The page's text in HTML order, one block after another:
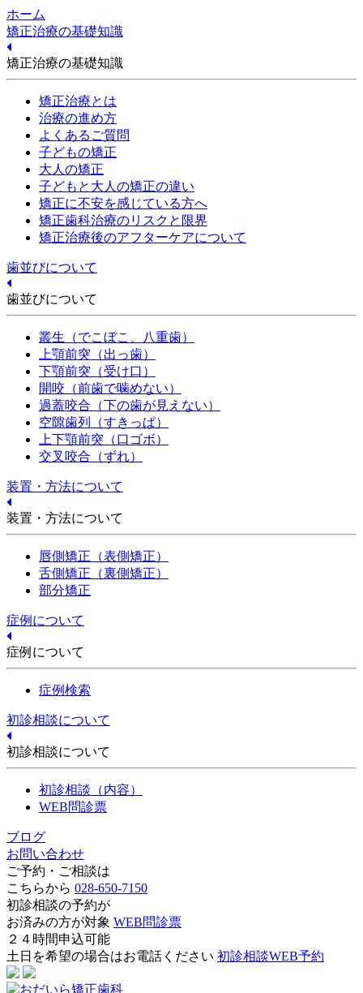
ホーム
矯正治療の基礎知識
矯正治療の基礎知識
矯正治療とは
治療の進め方
よくあるご質問
子どもの矯正
大人の矯正
子どもと大人の矯正の違い
矯正に不安を感じている方へ
矯正歯科治療のリスクと限界
矯正治療後のアフターケアについて
歯並びについて
歯並びについて
叢生（でこぼこ、八重歯）
上顎前突（出っ歯）
下顎前突（受け口）
開咬（前歯で噛めない）
過蓋咬合（下の歯が見えない）
空隙歯列（すきっぱ）
上下顎前突（口ゴボ）
交叉咬合（ずれ）
装置・方法について
装置・方法について
唇側矯正（表側矯正）
舌側矯正（裏側矯正）
部分矯正
症例について
症例について
症例検索
初診相談について
初診相談について
初診相談（内容）
WEB問診票
ブログ
お問い合わせ
ご予約・ご相談は
こちらから 028-650-7150
初診相談の予約が
お済みの方が対象 WEB問診票
２４時間申込可能
土日を希望の場合はお電話ください 初診相談WEB予約